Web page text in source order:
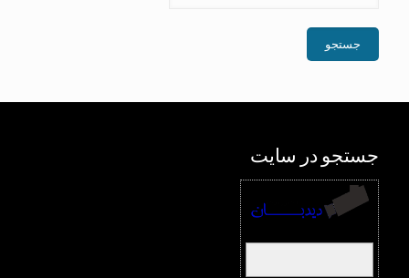
جستجو
جستجو در سایت